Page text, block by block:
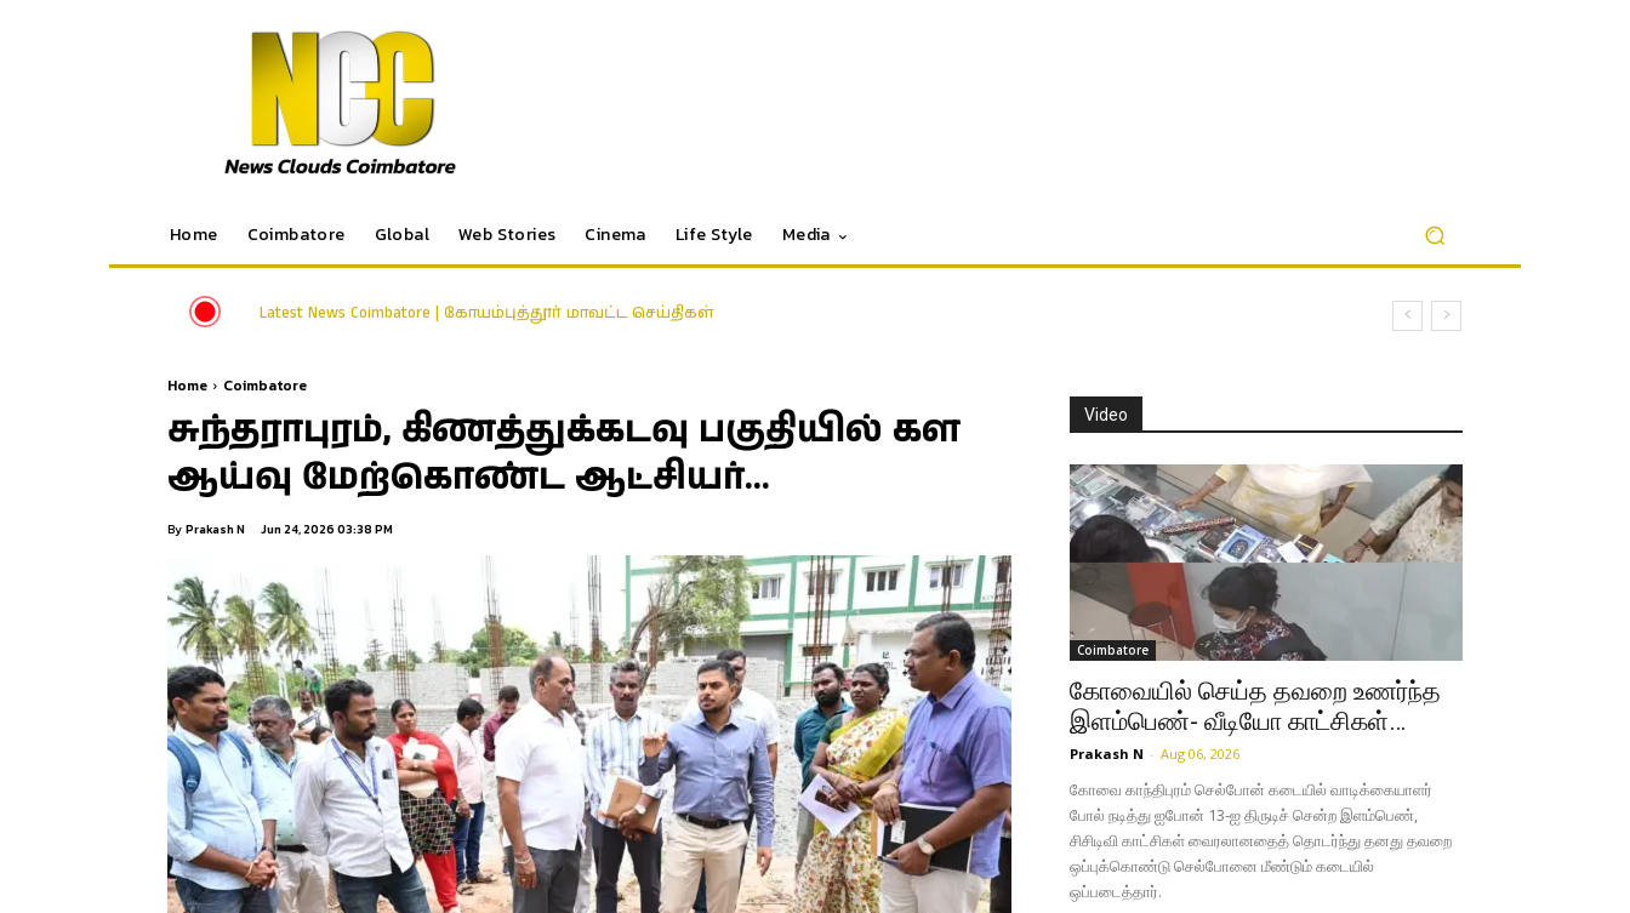
Home Coimbatore Global Web Stories Cinema Life Style Media
Latest News Coimbatore | கோயம்புத்தூர் மாவட்ட செய்திகள்
Home Coimbatore
சுந்தராபுரம், கிணத்துக்கடவு பகுதியில் கள
ஆய்வு மேற்கொண்ட ஆட்சியர்…
By Prakash N Jun 24, 2026 03:38 PM
Video
Coimbatore
கோவையில் செய்த தவறை உணர்ந்த
இளம்பெண்- வீடியோ காட்சிகள்…
Prakash N - Aug 06, 2026
கோவை காந்திபுரம் செல்போன் கடையில் வாடிக்கையாளர்
போல் நடித்து ஐபோன் 13-ஐ திருடிச் சென்ற இளம்பெண்,
சிசிடிவி காட்சிகள் வைரலானதைத் தொடர்ந்து தனது தவறை
ஒப்புக்கொண்டு செல்போனை மீண்டும் கடையில்
ஒப்படைத்தார்.